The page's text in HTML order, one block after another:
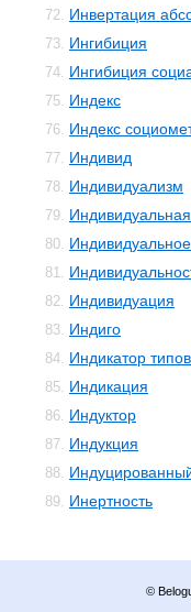
72. Инвертация
73. Ингибиция
74. Ингибиция
75. Индекс
76. Индекс
77. Индивид
78. Индивидуализм
79.
80.
81.
82. Индивидуация
83. Индиго
84. Индикатор
85. Индикация
86. Индуктор
87. Индукция
88.
89. Инертность
©